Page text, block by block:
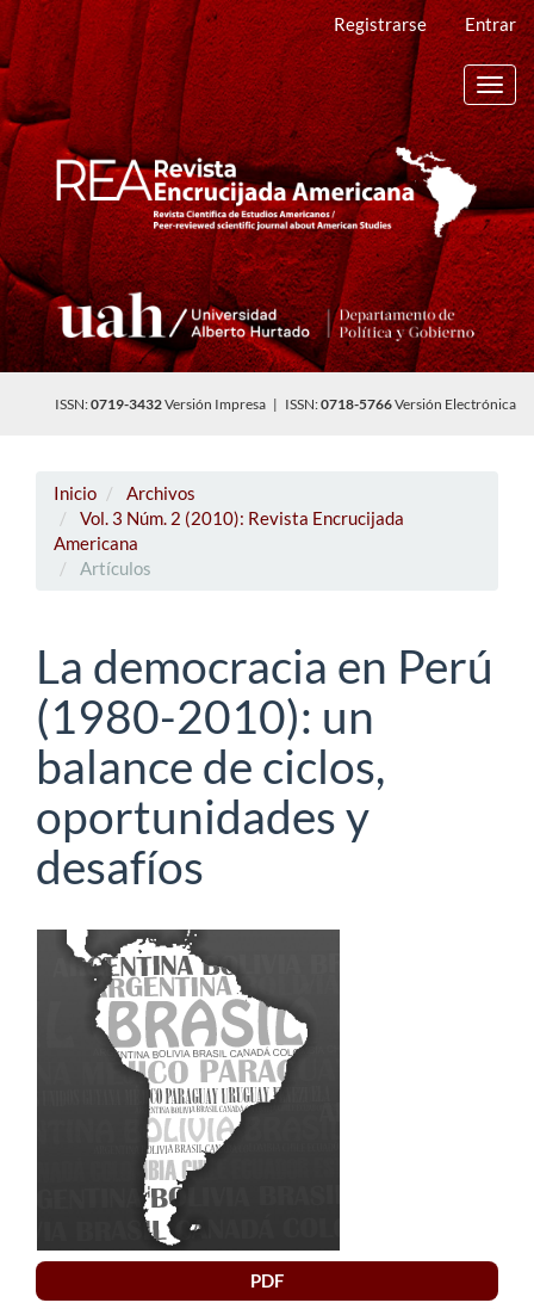
Navegación
principal
Contenido
principal
Barra
lateral
Registrarse Entrar
ISSN:0719-3432Versión Impresa | ISSN:0718-5766Versión Electrónica
Inicio
Archivos
Vol. 3 Núm. 2 (2010): Revista Encrucijada
Americana
Artículos
La democracia en Perú
(1980-2010): un
balance de ciclos,
oportunidades y
desafíos
Barra
lateral
artículo
PDF